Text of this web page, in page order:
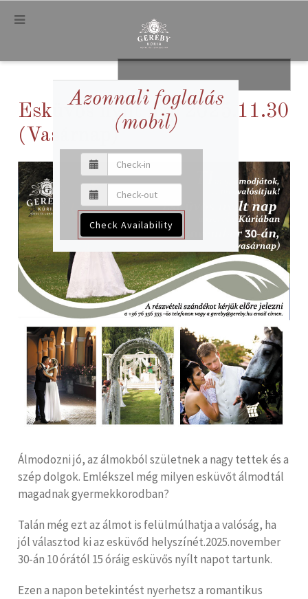
Azonnali foglalás
(mobil)
Check Availability
.
Esküvős nyílt nap 2025.11.30
(Vasárnap)
Álmodozni jó, az álmokból születnek a nagy tettek és a
szép dolgok. Emlékszel még milyen esküvőt álmodtál
magadnak gyermekkorodban?
Talán még ezt az álmot is felülmúlhatja a valóság, ha
jól választod ki az esküvőd helyszínét.2025.november
30-án 10 órától 15 óráig esküvős nyílt napot tartunk.
Ezen a napon betekintést nyerhetsz a romantikus